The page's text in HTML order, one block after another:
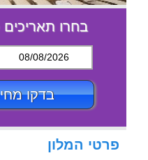
בחרו תאריכים
08/08/2026
בדקו
פרטי המלון